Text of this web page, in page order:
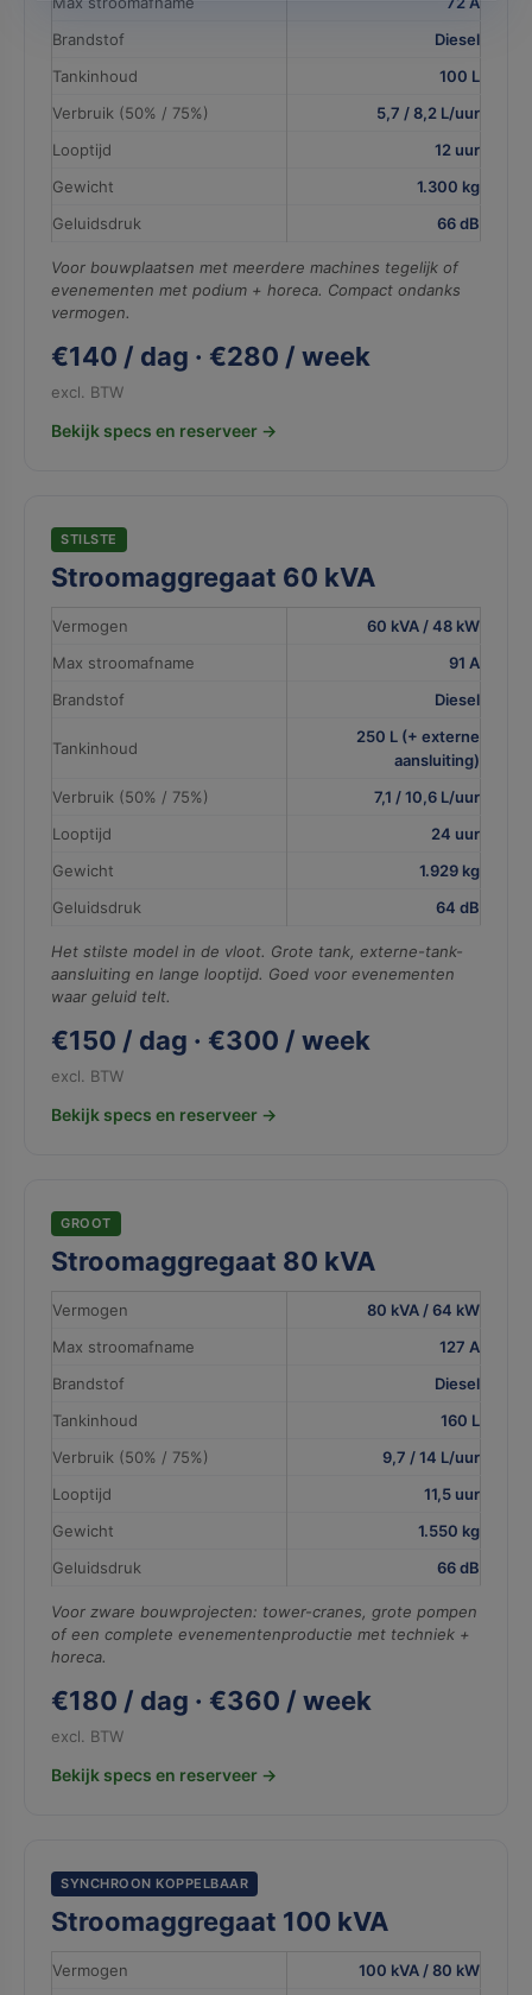
Brandstof
Diesel
Tankinhoud
100 L
Verbruik (50% / 75%)
5,7 / 8,2 L/uur
Looptijd
12 uur
Gewicht
1.300 kg
Geluidsdruk
66 dB
Voor bouwplaatsen met meerdere machines tegelijk of
evenementen met podium + horeca. Compact ondanks
vermogen.
€140 / dag · €280 / week
excl. BTW
Bekijk specs en reserveer →
STILSTE
Stroomaggregaat 60 kVA
Vermogen
60 kVA / 48 kW
Max stroomafname
91 A
Brandstof
Diesel
Tankinhoud
250 L (+ externe
aansluiting)
Verbruik (50% / 75%)
7,1 / 10,6 L/uur
Looptijd
24 uur
Gewicht
1.929 kg
Geluidsdruk
64 dB
Het stilste model in de vloot. Grote tank, externe-tank-
aansluiting en lange looptijd. Goed voor evenementen
waar geluid telt.
€150 / dag · €300 / week
excl. BTW
Bekijk specs en reserveer →
GROOT
Stroomaggregaat 80 kVA
Vermogen
80 kVA / 64 kW
Max stroomafname
127 A
Brandstof
Diesel
Tankinhoud
160 L
Verbruik (50% / 75%)
9,7 / 14 L/uur
Looptijd
11,5 uur
Gewicht
1.550 kg
Geluidsdruk
66 dB
Voor zware bouwprojecten: tower-cranes, grote pompen
of een complete evenementenproductie met techniek +
horeca.
€180 / dag · €360 / week
excl. BTW
Bekijk specs en reserveer →
SYNCHROON KOPPELBAAR
Stroomaggregaat 100 kVA
Vermogen
100 kVA / 80 kW